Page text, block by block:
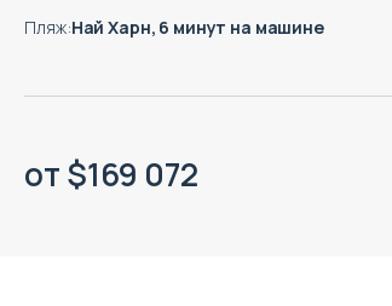
Пляж:Най Харн, 6 минут на машине
от$169 072